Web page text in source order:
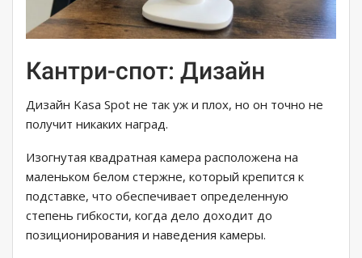
Кантри-спот: Дизайн
Дизайн Kasa Spot не так уж и плох, но он точно не
получит никаких наград.
Изогнутая квадратная камера расположена на
маленьком белом стержне, который крепится к
подставке, что обеспечивает определенную
степень гибкости, когда дело доходит до
позиционирования и наведения камеры.